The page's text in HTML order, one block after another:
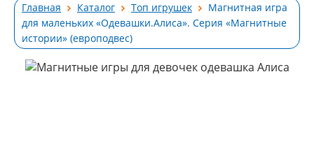
Главная Каталог Топ игрушек
Магнитная игра
для маленьких «Одевашки.Алиса». Серия «Магнитные
истории» (европодвес)